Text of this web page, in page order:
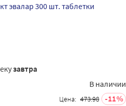
эвалар 300 шт. таблетки
завтра
В наличии
Цена: 473.98 11